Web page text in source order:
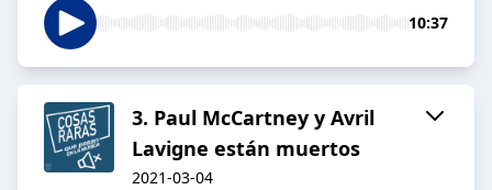
10:37
3. Paul McCartney y Avril
Lavigne están muertos
2021-03-04